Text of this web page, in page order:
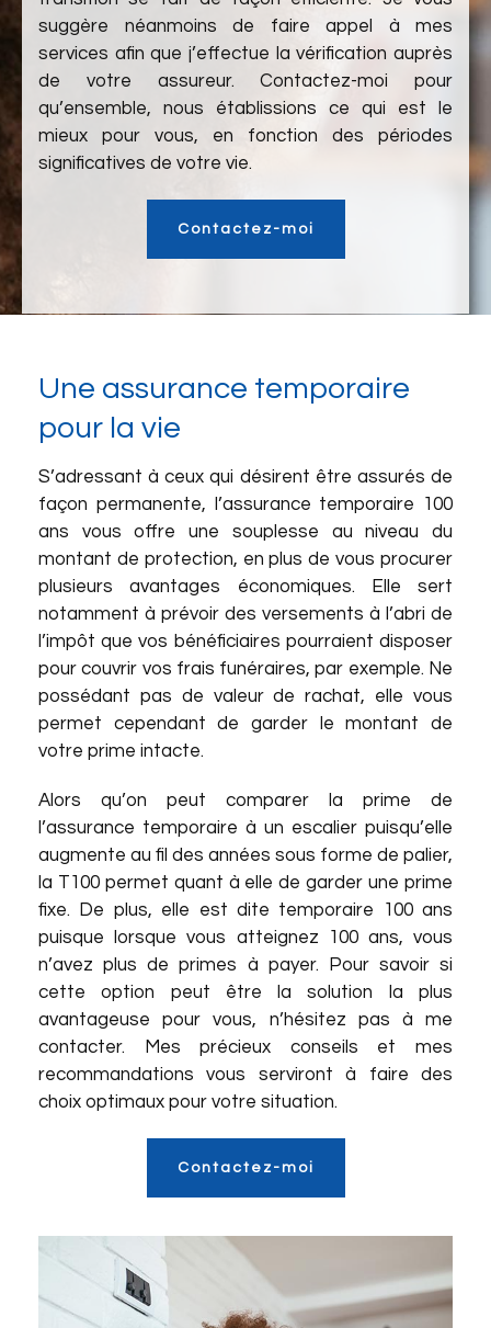
suggère néanmoins de faire appel à mes
services afin que j’effectue la vérification auprès
de votre assureur. Contactez-moi pour
qu’ensemble, nous établissions ce qui est le
mieux pour vous, en fonction des périodes
significatives de votre vie.
Contactez-moi
Une assurance temporaire
pour la vie
S’adressant à ceux qui désirent être assurés de
façon permanente, l’assurance temporaire 100
ans vous offre une souplesse au niveau du
montant de protection, en plus de vous procurer
plusieurs avantages économiques. Elle sert
notamment à prévoir des versements à l’abri de
l’impôt que vos bénéficiaires pourraient disposer
pour couvrir vos frais funéraires, par exemple. Ne
possédant pas de valeur de rachat, elle vous
permet cependant de garder le montant de
votre prime intacte.
Alors qu’on peut comparer la prime de
l’assurance temporaire à un escalier puisqu’elle
augmente au fil des années sous forme de palier,
la T100 permet quant à elle de garder une prime
fixe. De plus, elle est dite temporaire 100 ans
puisque lorsque vous atteignez 100 ans, vous
n’avez plus de primes à payer. Pour savoir si
cette option peut être la solution la plus
avantageuse pour vous, n’hésitez pas à me
contacter. Mes précieux conseils et mes
recommandations vous serviront à faire des
choix optimaux pour votre situation.
Contactez-moi